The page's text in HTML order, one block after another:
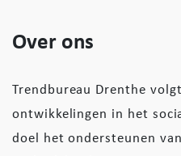
Over ons
Trendbureau Drenthe
ontwikkelingen in het
doel het ondersteunen